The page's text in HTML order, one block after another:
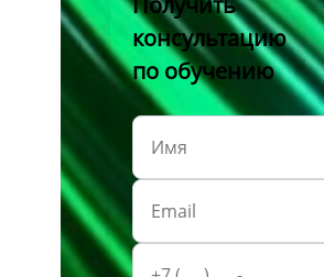
консультацию
по обучению